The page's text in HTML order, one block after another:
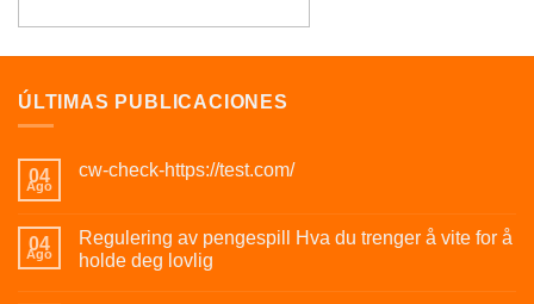
ÚLTIMAS PUBLICACIONES
04
Ago
cw-check-https://test.com/
04
Ago
Regulering av pengespill Hva du trenger å vite for å
holde deg lovlig